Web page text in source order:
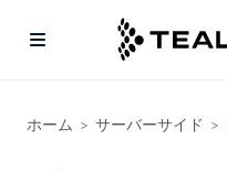
ホーム > サーバーサイド >